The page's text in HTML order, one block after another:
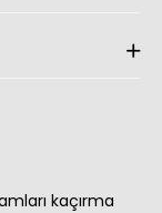
kaçırma